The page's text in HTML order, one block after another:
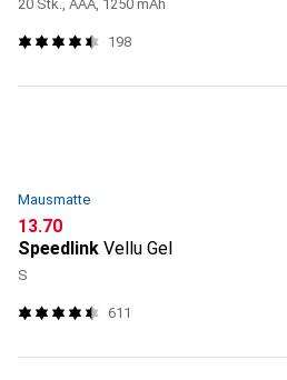
20 Stk., AAA, 1250 mAh
198
Mausmatte
CHF
13.70
Speedlink Vellu Gel
S
611